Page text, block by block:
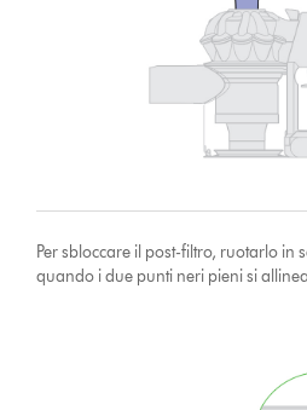
Per sbloccare il post-filtro, ruotarlo in
quando i due punti neri pieni si